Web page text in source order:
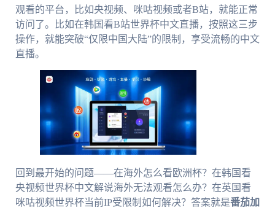
观看的平台，比如央视频、咪咕视频或者B站，就能正常
访问了。比如在韩国看B站世界杯中文直播，按照这三步
操作，就能突破“仅限中国大陆”的限制，享受流畅的中文
直播。
回到最开始的问题——在海外怎么看欧洲杯？在韩国看
央视频世界杯中文解说海外无法观看怎么办？在英国看
咪咕视频世界杯当前IP受限制如何解决？答案就是番茄加